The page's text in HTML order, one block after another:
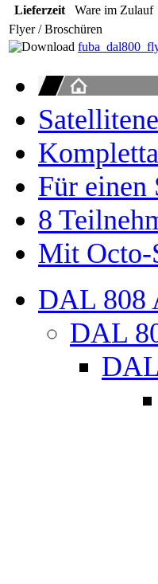
Lieferzeit
Ware im Zulauf
Flyer / Broschüren
Für einen
8
Mit
DAL 808
DAL